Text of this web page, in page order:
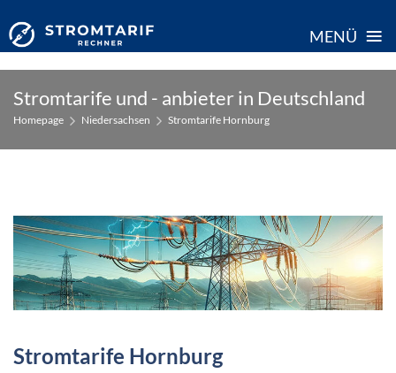
MENÜ ≡
content
Stromtarife und - anbieter in Deutschland
Homepage Niedersachsen Stromtarife Hornburg
Stromtarife Hornburg